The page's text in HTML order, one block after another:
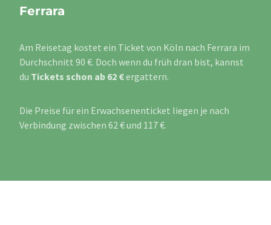
Ferrara
Am Reisetag kostet ein Ticket von Köln nach Ferrara im
Durchschnitt 90 €. Doch wenn du früh dran bist, kannst
du Tickets schon ab 62 €ergattern.
Die Preise für ein Erwachsenenticket liegen je nach
Verbindung zwischen 62 € und 117 €.